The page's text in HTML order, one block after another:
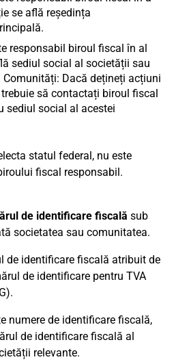
se află reședința
responsabil biroul fiscal în al
sediul social al societății sau
Comunități: Dacă dețineți acțiuni
să contactați biroul fiscal
sediul social al acestei
statul federal, nu este
fiscal responsabil.
de identificare fiscală sub
societatea sau comunitatea.
de identificare fiscală atribuit de
de identificare pentru TVA
numere de identificare fiscală,
de identificare fiscală al
relevante.